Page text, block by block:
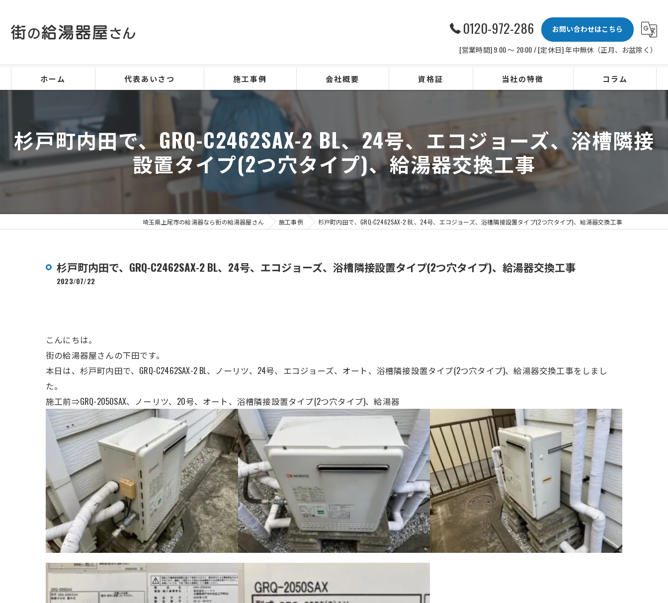
0120-972-286
お問い合わせはこちら
[営業時間] 9:00 〜 20:00 / [定休日] 年中無休（正月、お盆除く）
ホーム 代表あいさつ 施工事例 会社概要 資格証 当社の特徴
レンジフード
水栓
IHクッキングヒーター
ビルトイン食洗機
浴室換気扇
コラム
杉戸町内田で、GRQ-C2462SAX-2 BL、24号、エコジョーズ、浴槽隣接
設置タイプ(2つ穴タイプ)、給湯器交換工事
埼玉県上尾市の給湯器なら街の給湯器屋さん 施工事例 杉戸町内田で、GRQ-C2462SAX-2 BL、24号、エコジョーズ、浴槽隣接設置タイプ(2つ穴タイプ)、給湯器交換工事
杉戸町内田で、GRQ-C2462SAX-2 BL、24号、エコジョーズ、浴槽隣接設置タイプ(2つ穴タイプ)、給湯器交換工事
2023/07/22
こんにちは。
街の給湯器屋さんの下田です。
本日は、杉戸町内田で、GRQ-C2462SAX-2 BL、ノーリツ、24号、エコジョーズ、オート、浴槽隣接設置タイプ(2つ穴タイプ)、給湯器交換工事をしまし
た。
施工前⇒GRQ-2050SAX、ノーリツ、 20号、オート、浴槽隣接設置タイプ(2つ穴タイプ)、給湯器